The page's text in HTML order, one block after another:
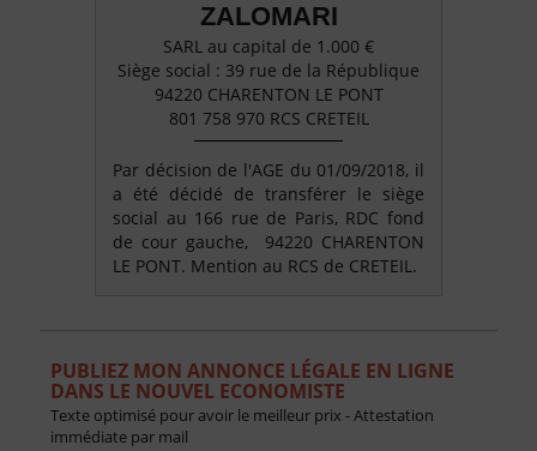
ZALOMARI
SARL au capital de 1.000 €
Siège social : 39 rue de la République
94220 CHARENTON LE PONT
801 758 970 RCS CRETEIL
Par décision de l'AGE du 01/09/2018, il
a été décidé de transférer le siège
social au 166 rue de Paris, RDC fond
de cour gauche, 94220 CHARENTON
LE PONT. Mention au RCS de CRETEIL.
PUBLIEZ MON ANNONCE LÉGALE EN LIGNE
DANS LE NOUVEL ECONOMISTE
Texte optimisé pour avoir le meilleur prix - Attestation
immédiate par mail